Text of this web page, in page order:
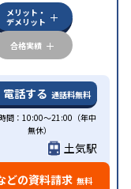
メリット・
デメリット
合格実績
電話する 通話料無料
間：10:00～21:00（年中
無休）
土気駅
どの資料請求 無料